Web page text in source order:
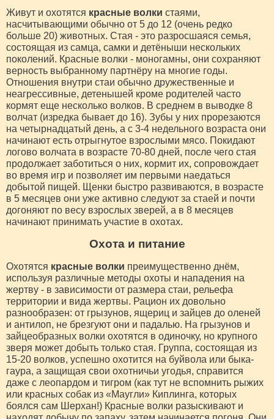
Живут и охотятся красные волки стаями,
насчитывающими обычно от 5 до 12 (очень редко
больше 20) животных. Стая - это разросшаяся семья,
состоящая из самца, самки и детёныши нескольких
поколений. Красные волки - моногамны, они сохраняют
верность выбранному партнёру на многие годы.
Отношения внутри стаи обычно дружественные и
неагрессивные, детенышей кроме родителей часто
кормят еще несколько волков. В среднем в выводке 8
волчат (изредка бывает до 16). Зубы у них прорезаются
на четырнадцатый день, а с 3-4 недельного возраста они
начинают есть отрыгнутое взрослыми мясо. Покидают
логово волчата в возрасте 70-80 дней, после чего стая
продолжает заботиться о них, кормит их, сопровождает
во время игр и позволяет им первыми наедаться
добытой пищей. Щенки быстро развиваются, в возрасте
в 5 месяцев они уже активно следуют за стаей и почти
догоняют по весу взрослых зверей, а в 8 месяцев
начинают принимать участие в охотах.
Охота и питание
Охотятся красные волки преимущественно днём,
используя различные методы охоты и нападения на
жертву - в зависимости от размера стаи, рельефа
территории и вида жертвы. Рацион их довольно
разнообразен: от грызунов, ящериц и зайцев до оленей
и антилоп, не брезгуют они и падалью. На грызунов и
зайцеобразных волки охотятся в одиночку, но крупного
зверя может добыть только стая. Группа, состоящая из
15-20 волков, успешно охотится на буйвола или быка-
гаура, а защищая свои охотничьи угодья, справится
даже с леопардом и тигром (как тут не вспомнить рыжих
или красных собак из «Маугли» Киплинга, которых
боялся сам Шерхан!) Красные волки разыскивают и